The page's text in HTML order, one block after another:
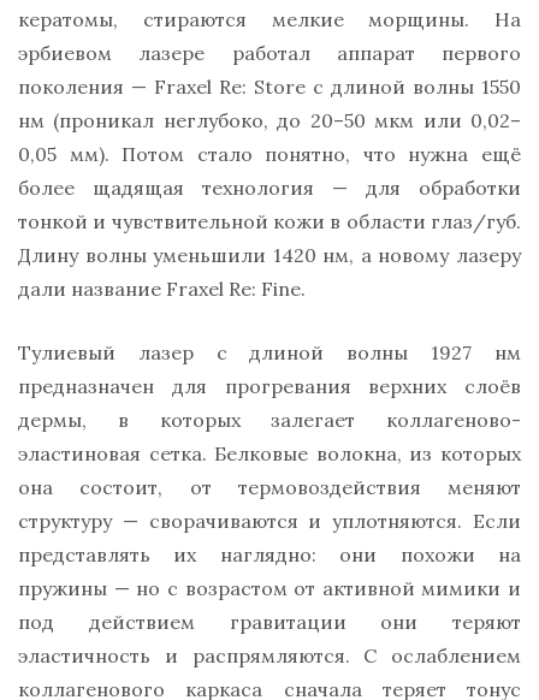
кератомы, стираются мелкие морщины. На
эрбиевом лазере работал аппарат первого
поколения — Fraxel Re: Store с длиной волны 1550
нм (проникал неглубоко, до 20–50 мкм или 0,02–
0,05 мм). Потом стало понятно, что нужна ещё
более щадящая технология — для обработки
тонкой и чувствительной кожи в области глаз/губ.
Длину волны уменьшили 1420 нм, а новому лазеру
дали название Fraxel Re: Fine.
Тулиевый лазер с длиной волны 1927 нм
предназначен для прогревания верхних слоёв
дермы, в которых залегает коллагеново-
эластиновая сетка. Белковые волокна, из которых
она состоит, от термовоздействия меняют
структуру — сворачиваются и уплотняются. Если
представлять их наглядно: они похожи на
пружины — но с возрастом от активной мимики и
под действием гравитации они теряют
эластичность и распрямляются. С ослаблением
коллагенового каркаса сначала теряет тонус